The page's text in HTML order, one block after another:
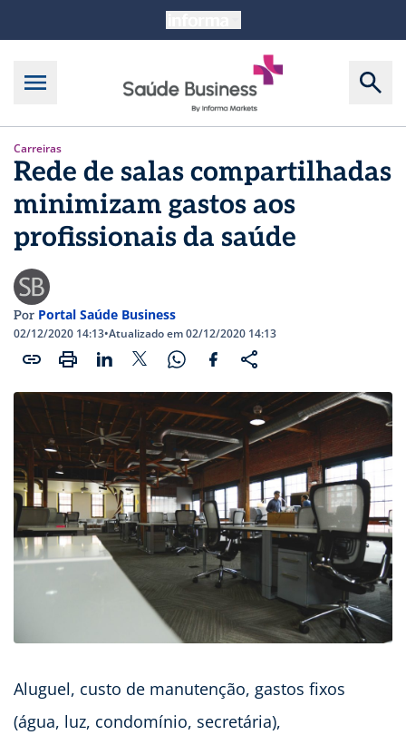
Carreiras
Rede de salas compartilhadas
minimizam gastos aos
profissionais da saúde
Por Portal Saúde Business
02/12/2020 14:13•Atualizado em 02/12/2020 14:13
Aluguel, custo de manutenção, gastos fixos
(água, luz, condomínio, secretária),